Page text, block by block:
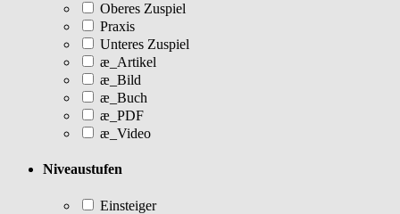
Oberes Zuspiel
Praxis
Unteres Zuspiel
æ_Artikel
æ_Bild
æ_Buch
æ_PDF
æ_Video
Niveaustufen
Einsteiger